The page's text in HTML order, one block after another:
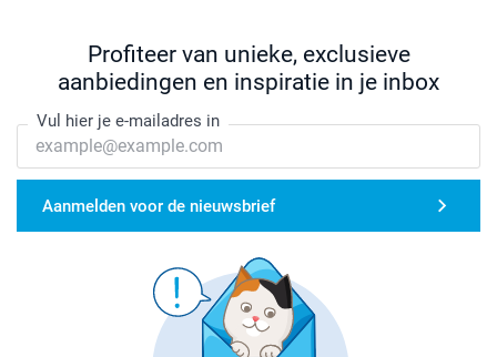
Profiteer van unieke, exclusieve
aanbiedingen en inspiratie in je inbox
Vul hier je e-mailadres in
Aanmelden voor de nieuwsbrief